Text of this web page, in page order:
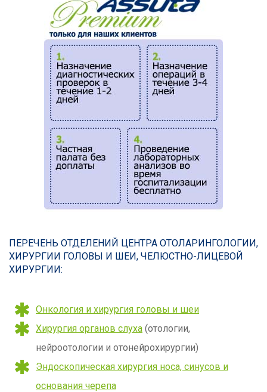
ПЕРЕЧЕНЬ ОТДЕЛЕНИЙ ЦЕНТРА ОТОЛАРИНГОЛОГИИ,
ХИРУРГИИ ГОЛОВЫ И ШЕИ, ЧЕЛЮСТНО-ЛИЦЕВОЙ
ХИРУРГИИ:
Онкология и хирургия головы и шеи
Хирургия органов слуха (отологии,
нейроотологии и отонейрохирургии)
Эндоскопическая хирургия носа, синусов и
основания черепа